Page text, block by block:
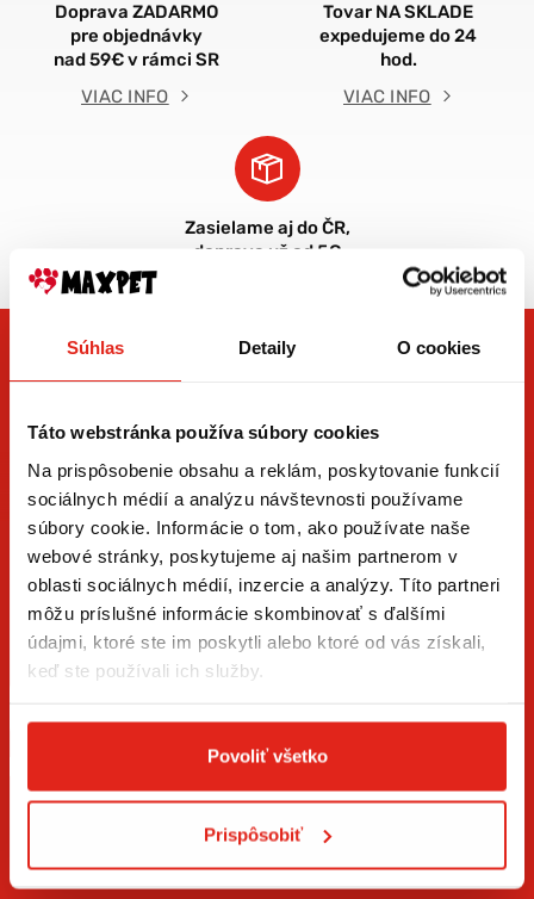
Súhlas Detaily O cookies
Táto webstránka používa súbory cookies
Na prispôsobenie obsahu a reklám, poskytovanie funkcií
sociálnych médií a analýzu návštevnosti používame
súbory cookie. Informácie o tom, ako používate naše
webové stránky, poskytujeme aj našim partnerom v
oblasti sociálnych médií, inzercie a analýzy. Títo partneri
môžu príslušné informácie skombinovať s ďalšími
údajmi, ktoré ste im poskytli alebo ktoré od vás získali,
keď ste používali ich služby.
Povoliť všetko
Prispôsobiť
Doprava ZADARMO
pre objednávky
nad 59€ v rámci SR
VIAC INFO
Tovar NA SKLADE
expedujeme do 24
hod.
VIAC INFO
Zasielame aj do ČR,
doprava už od 5€
ZÍSKAJTE NOVINKY AKO PRVÝ
Prihláste sa na odber newslettera a buďte prvý, kto má
novinky.
spracovaním osobných údajov
PRIHLÁSIŤ SA